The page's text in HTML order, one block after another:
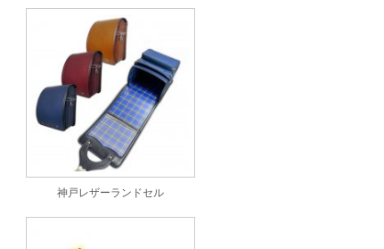
神戸レザーランドセル